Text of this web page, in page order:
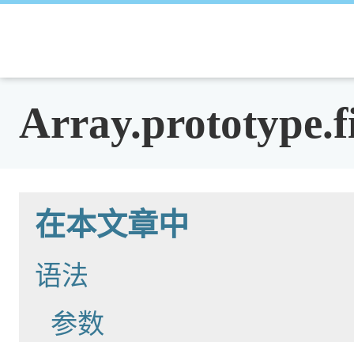
在本文章中
语法
参数